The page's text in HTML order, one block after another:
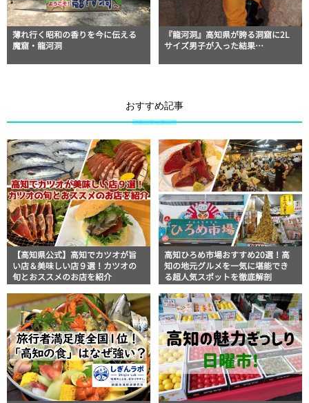
薄れ行く昭和の香りを今に伝える
魔窟・龍河洞
『龍河洞』高知県が誇る洞窟に2L
サイズ男子が入った結果…
おすすめ記事
【高知県公式】高知でカツオが旨
い店＆美味しい店９選！カツオの
旬とおススメのお店を紹介
高知ひろめ市場おすすめ20選！高
知の地元グルメを一気に堪能でき
る超人気スポットを徹底解剖